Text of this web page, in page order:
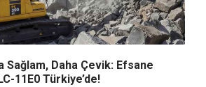
Sağlam, Daha Çevik: Efsane
11E0 Türkiye’de!